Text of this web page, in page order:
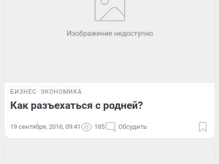
БИЗНЕС ЭКОНОМИКА
Как разъехаться с родней?
19 сентября, 2016, 09:41 185 Обсудить